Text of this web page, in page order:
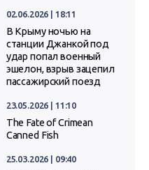
02.06.2026 | 18:11
В Крыму ночью на
станции Джанкой под
удар попал военный
эшелон, взрыв зацепил
пассажирский поезд
23.05.2026 | 11:10
The Fate of Crimean
Canned Fish
25.03.2026 | 09:40